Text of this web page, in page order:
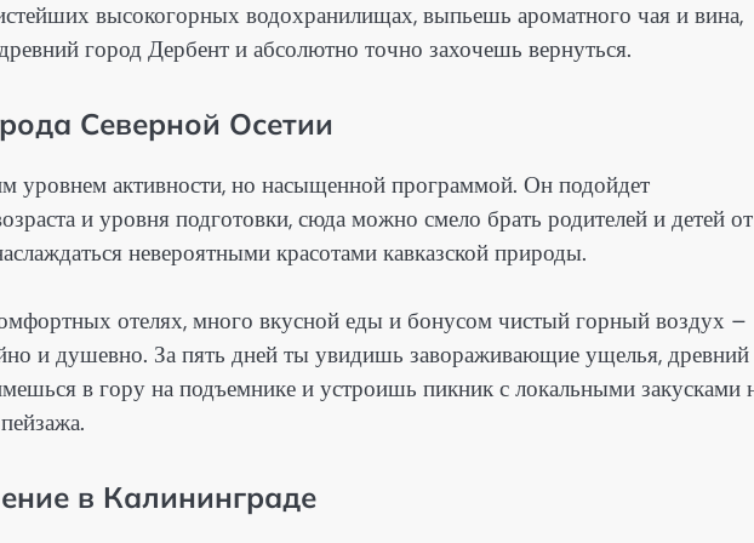
высокогорных водохранилищах, выпьешь ароматного чая и вина,
город Дербент и абсолютно точно захочешь вернуться.
Северной Осетии
уровнем активности, но насыщенной программой. Он подойдет
и уровня подготовки, сюда можно смело брать родителей и детей от
невероятными красотами кавказской природы.
отелях, много вкусной еды и бонусом чистый горный воздух –
и душевно. За пять дней ты увидишь завораживающие ущелья, древний
в гору на подъемнике и устроишь пикник с локальными закусками
в Калининграде